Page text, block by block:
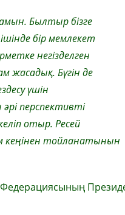
Былтыр бізге
бір мемлекет
негізделген
жасадық. Бүгін де
үшін
перспективті
отыр. Ресей
кеңінен тойланатынын
Федерациясының